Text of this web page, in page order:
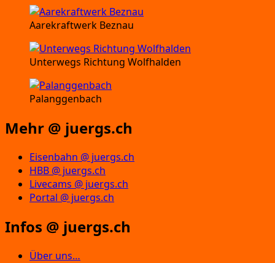
Aarekraftwerk Beznau
Unterwegs Richtung Wolfhalden
Palanggenbach
Mehr @ juergs.ch
Eisenbahn @ juergs.ch
HBB @ juergs.ch
Livecams @ juergs.ch
Portal @ juergs.ch
Infos @ juergs.ch
Über uns…